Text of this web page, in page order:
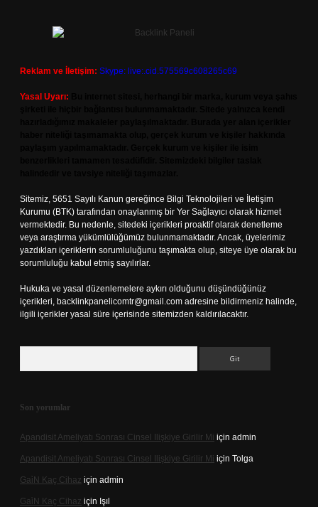
Reklam ve İletişim: Skype: live:.cid.575569c608265c69
Yasal Uyarı:
Sitemiz, 5651 Sayılı Kanun gereğince Bilgi Teknolojileri ve İletişim
Kurumu (BTK) tarafından onaylanmış bir Yer Sağlayıcı olarak hizmet
vermektedir. Bu nedenle, sitedeki içerikleri proaktif olarak denetleme
veya araştırma yükümlülüğümüz bulunmamaktadır. Ancak, üyelerimiz
yazdıkları içeriklerin sorumluluğunu taşımakta olup, siteye üye olarak bu
sorumluluğu kabul etmiş sayılırlar.
Hukuka ve yasal düzenlemelere aykırı olduğunu düşündüğünüz
içerikleri, backlinkpanelicomtr@gmail.com adresine bildirmeniz halinde,
ilgili içerikler yasal süre içerisinde sitemizden kaldırılacaktır.
Son yorumlar
Apandisit Ameliyatı Sonrası Cinsel Ilişkiye Girilir Mi için admin
Apandisit Ameliyatı Sonrası Cinsel Ilişkiye Girilir Mi için Tolga
Gai̇N Kaç Cihaz için admin
Gai̇N Kaç Cihaz için Işıl